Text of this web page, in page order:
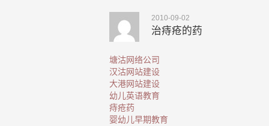
2010-09-02
治痔疮的药
塘沽网络公司
汉沽网站建设
大港网站建设
幼儿英语教育
痔疮药
婴幼儿早期教育